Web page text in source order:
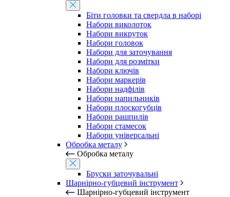
Біти головки та свердла в наборі
Набори виколоток
Набори викруток
Набори головок
Набори для заточування
Набори для розмітки
Набори ключів
Набори маркерів
Набори надфілів
Набори напильників
Набори плоскогубців
Набори рашпилів
Набори стамесок
Набори універсальні
Обробка металу
Обробка металу
Бруски заточувальні
Шарнірно-губцевий інструмент
Шарнірно-губцевий інструмент